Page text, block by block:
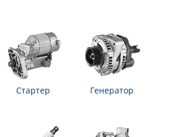
Стартер Генератор